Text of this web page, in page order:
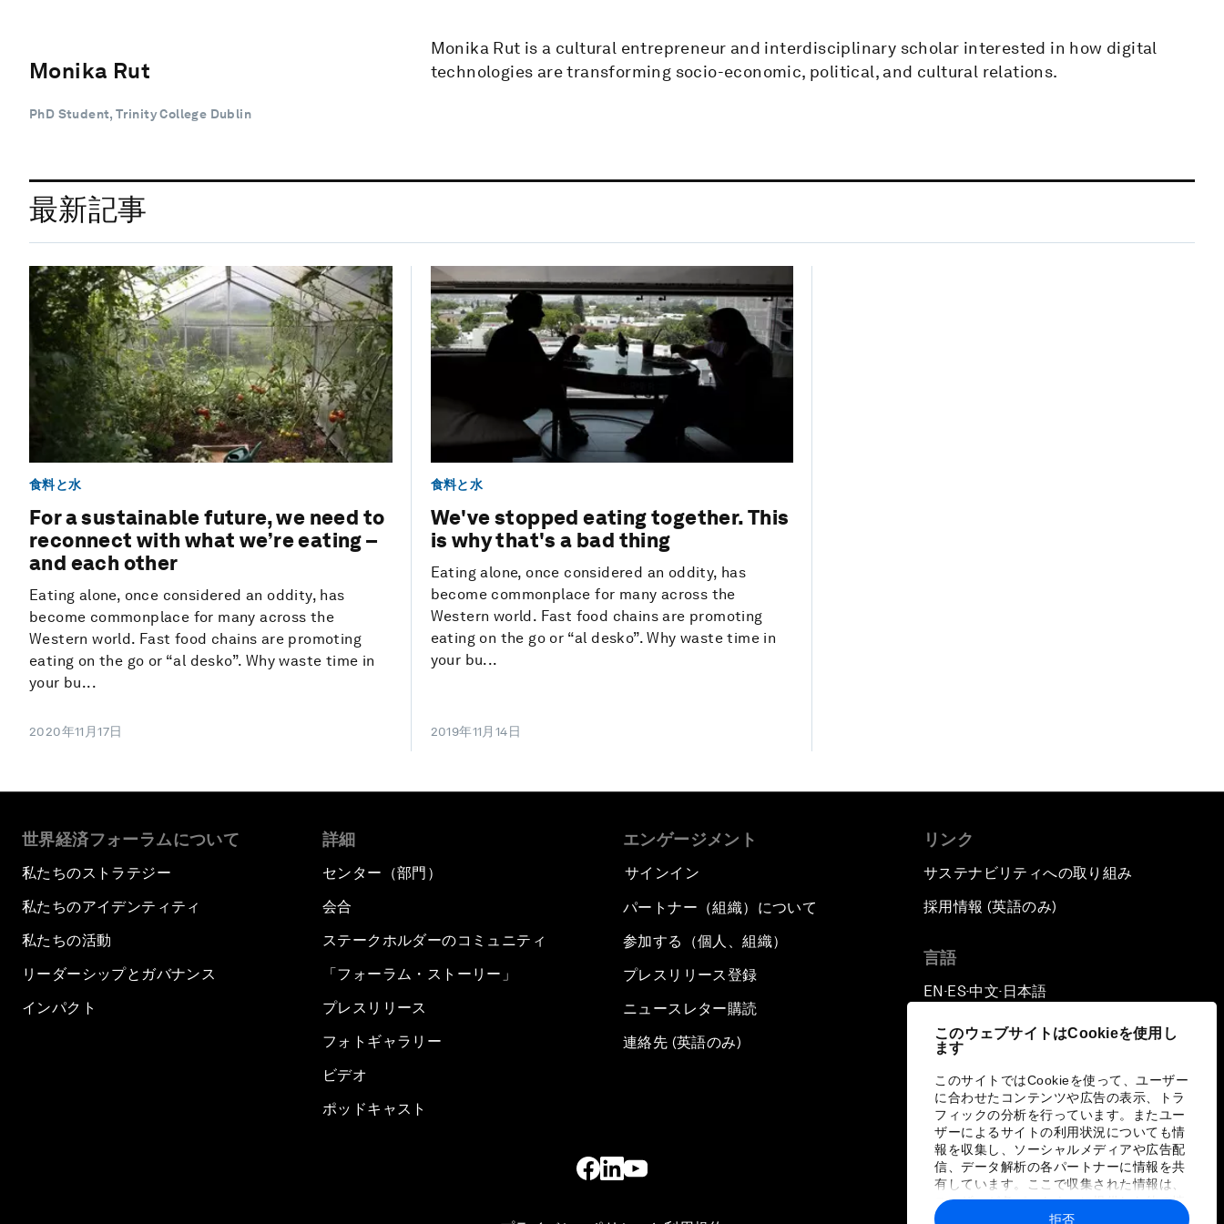
このウェブサイトはCookieを使用し
ます
このサイトではCookieを使って、ユーザー
に合わせたコンテンツや広告の表示、トラ
フィックの分析を行っています。またユー
ザーによるサイトの利用状況についても情
報を収集し、ソーシャルメディアや広告配
信、データ解析の各パートナーに情報を共
有しています。ここで収集された情報は、
ユーザーが各パートナーに提供した他の情
報や各パートナーのサービスを使用した際
拒否
Monika Rut
PhD Student, Trinity College Dublin
Monika Rut is a cultural entrepreneur and interdisciplinary scholar interested in how digital
technologies are transforming socio-economic, political, and cultural relations.
最新記事
食料と水
For a sustainable future, we need to
reconnect with what we’re eating –
and each other
Eating alone, once considered an oddity, has
become commonplace for many across the
Western world. Fast food chains are promoting
eating on the go or “al desko”. Why waste time in
your bu...
2020年11月17日
食料と水
We've stopped eating together. This
is why that's a bad thing
Eating alone, once considered an oddity, has
become commonplace for many across the
Western world. Fast food chains are promoting
eating on the go or “al desko”. Why waste time in
your bu...
2019年11月14日
世界経済フォーラムについて
私たちのストラテジー
私たちのアイデンティティ
私たちの活動
リーダーシップとガバナンス
インパクト
詳細
センター（部門）
会合
ステークホルダーのコミュニティ
「フォーラム・ストーリー」
プレスリリース
フォトギャラリー
ビデオ
ポッドキャスト
エンゲージメント
サインイン
パートナー（組織）について
参加する（個人、組織）
プレスリリース登録
ニュースレター購読
連絡先 (英語のみ)
リンク
サステナビリティへの取り組み
採用情報 (英語のみ)
言語
EN ▪ ES▪中文▪ 日本語